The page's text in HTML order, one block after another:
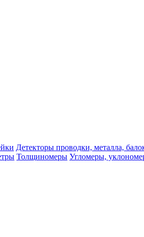
Детекторы проводки, металла,
Толщиномеры Угломеры,